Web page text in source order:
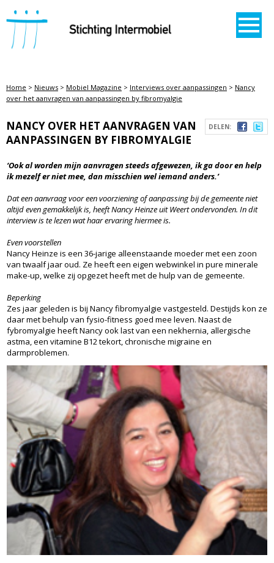
STICHTING INTERMOBIEL
Home > Nieuws > Mobiel Magazine > Interviews over aanpassingen > Nancy
over het aanvragen van aanpassingen by fibromyalgie
DELEN:
NANCY OVER HET AANVRAGEN VAN
AANPASSINGEN BY FIBROMYALGIE
‘Ook al worden mijn aanvragen steeds afgewezen, ik ga door en help
ik mezelf er niet mee, dan misschien wel iemand anders.’
Dat een aanvraag voor een voorziening of aanpassing bij de gemeente niet
altijd even gemakkelijk is, heeft Nancy Heinze uit Weert ondervonden. In dit
interview is te lezen wat haar ervaring hiermee is.
Even voorstellen
Nancy Heinze is een 36-jarige alleenstaande moeder met een zoon
van twaalf jaar oud. Ze heeft een eigen webwinkel in pure minerale
make-up, welke zij opgezet heeft met de hulp van de gemeente.
Beperking
Zes jaar geleden is bij Nancy fibromyalgie vastgesteld. Destijds kon ze
daar met behulp van fysio-fitness goed mee leven. Naast de
fybromyalgie heeft Nancy ook last van een nekhernia, allergische
astma, een vitamine B12 tekort, chronische migraine en
darmproblemen.